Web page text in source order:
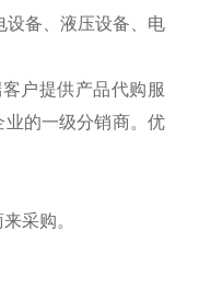
设备、液压设备、电
户提供产品代购服
的一级分销商。优
采购。